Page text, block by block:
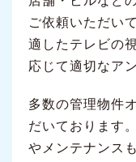
ご依頼いただい
適したテレビの
応じて適切なア
多数の管理物件
だいております
やメンテナンス